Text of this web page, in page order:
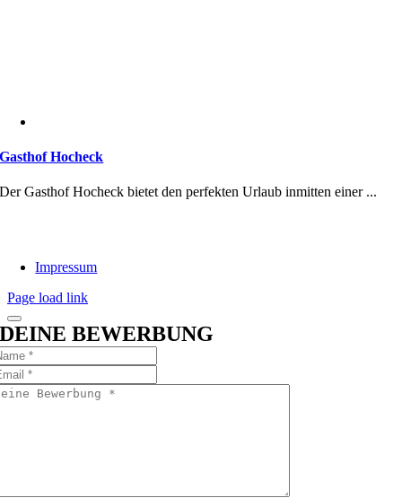
Gasthof Hocheck
Der Gasthof Hocheck bietet den perfekten Urlaub inmitten einer ...
Impressum
Page load link
DEINE BEWERBUNG